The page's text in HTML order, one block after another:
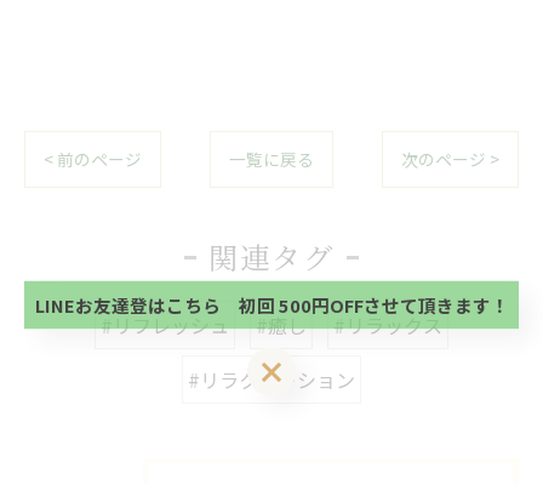
< 前のページ 一覧に戻る 次のページ >
関連タグ
#リフレッシュ #癒し
#リラックス
#リラクゼーション
当サロンの公式LINE@にお友達登録頂いたお客様は
初回 500円OFFさせて頂きます。 既に 追加済の
方、不必要な方 お手数ですが、✖印でお閉じ下さ
い。
LINEお友達登はこちら 初回 500円OFFさせて頂きます！
方、不必要な方 お手数ですが、✖印でお閉じ下さ
LINEお友達登はこちら 初回 500円OFFさせて頂きます！